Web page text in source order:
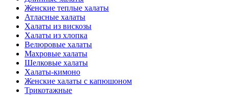
Женские теплые халаты
Атласные халаты
Халаты из вискозы
Халаты из хлопка
Велюровые халаты
Махровые халаты
Шелковые халаты
Халаты-кимоно
Женские халаты с капюшоном
Трикотажные